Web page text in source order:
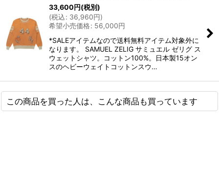
33,600円(税別)
(税込: 36,960円)
希望小売価格: 56,000円
*SALEアイテムなので送料無料アイテム対象外に
なります。 SAMUEL ZELIG サミュエル ゼリグ ス
ウェットシャツ。コットン100%。日本製15オン
スのヘビーウェイトコットンスウ…
この商品を買った人は、こんな商品も買っています